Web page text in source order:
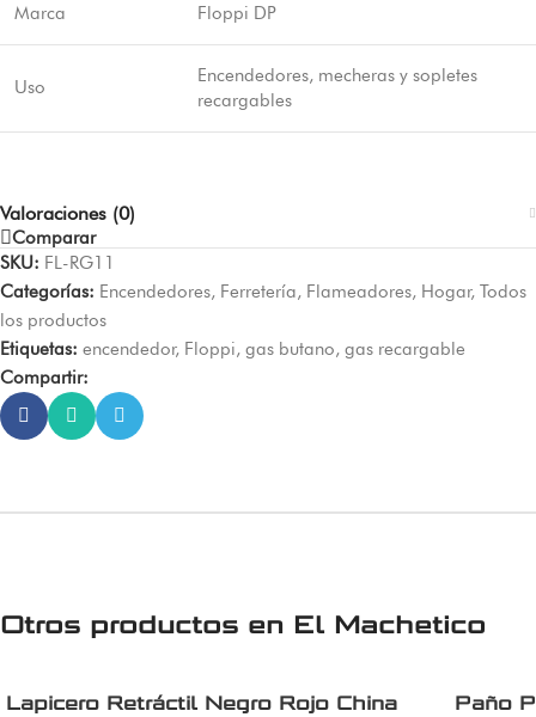
Marca Floppi DP
Uso
Encendedores, mecheras y sopletes
recargables
Valoraciones (0)
Comparar
SKU: FL-RG11
Categorías: Encendedores, Ferretería, Flameadores, Hogar, Todos
los productos
Etiquetas: encendedor, Floppi, gas butano, gas recargable
Compartir:
Otros productos en El Machetico
Lapicero Retráctil Negro Rojo China Paño